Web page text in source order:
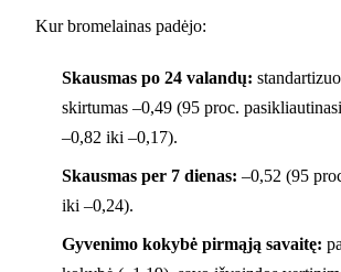
Kur bromelainas padėjo:
Skausmas po 24 valandų:
skirtumas –0,49 (95 proc.
–0,82 iki –0,17).
Skausmas per 7 dienas: –0,52 (95
iki –0,24).
Gyvenimo kokybė pirmąją savaitę: